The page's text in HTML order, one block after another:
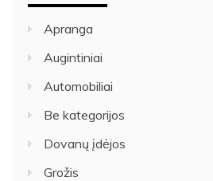
Apranga
Augintiniai
Automobiliai
Be kategorijos
Dovanų įdėjos
Grožis